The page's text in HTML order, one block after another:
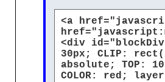
<a
<div
30px; CLIP:
absolute; TOP:
COLOR: red;